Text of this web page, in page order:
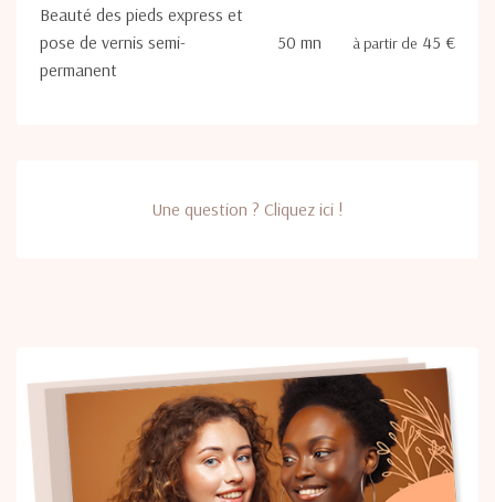
Beauté des pieds express et
pose de vernis semi-
permanent
50 mn à partir de 45 €
Une question ? Cliquez ici !